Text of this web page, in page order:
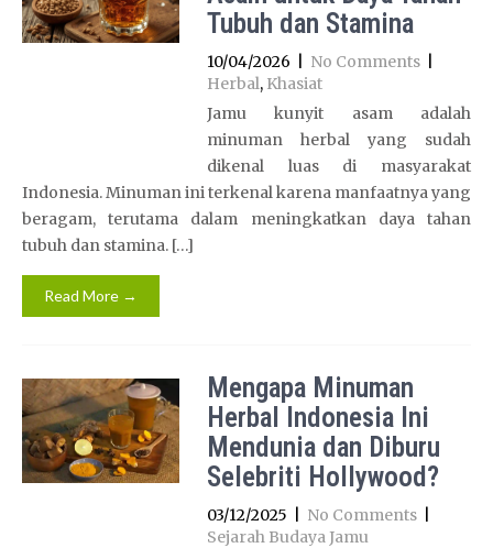
Tubuh dan Stamina
10/04/2026 No Comments
Herbal, Khasiat
Jamu kunyit asam adalah
minuman herbal yang sudah
dikenal luas di masyarakat
Indonesia. Minuman ini terkenal karena manfaatnya yang
beragam, terutama dalam meningkatkan daya tahan
tubuh dan stamina. […]
Read More →
Mengapa Minuman
Herbal Indonesia Ini
Mendunia dan Diburu
Selebriti Hollywood?
03/12/2025 No Comments
Sejarah Budaya Jamu